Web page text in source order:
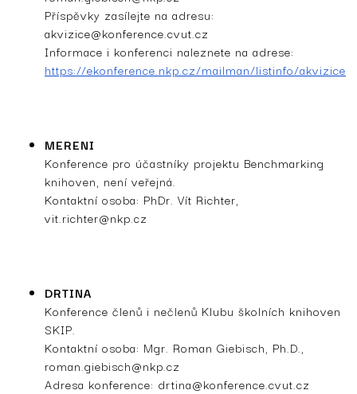
Příspěvky zasílejte na adresu:
akvizice@konference.cvut.cz
Informace i konferenci naleznete na adrese:
https://ekonference.nkp.cz/mailman/listinfo/akvizice
MERENI
Konference pro účastníky projektu Benchmarking
knihoven, není veřejná.
Kontaktní osoba: PhDr. Vít Richter,
vit.richter@nkp.cz
DRTINA
Konference členů i nečlenů Klubu školních knihoven
SKIP.
Kontaktní osoba: Mgr. Roman Giebisch, Ph.D.,
roman.giebisch@nkp.cz
Adresa konference: drtina@konference.cvut.cz